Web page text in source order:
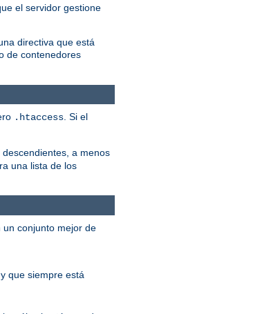
el servidor gestione
directiva que está
de contenedores
.htaccess. Si el
a menos
una lista de los
un conjunto mejor de
que siempre está